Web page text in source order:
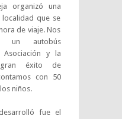
organizó una
que se
de viaje. Nos
un autobús
Asociación y la
éxito de
con 50
niños.
fue el